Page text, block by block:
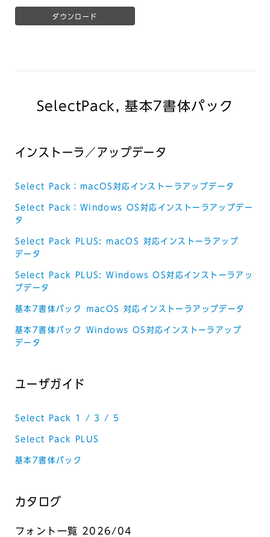
ダウンロード
SelectPack, 基本7書体パック
インストーラ／アップデータ
Select Pack：macOS対応インストーラアップデータ
Select Pack：Windows OS対応インストーラアップデー
タ
Select Pack PLUS: macOS 対応インストーラアップ
データ
Select Pack PLUS: Windows OS対応インストーラアッ
プデータ
基本7書体パック ｍacOS 対応インストーラアップデータ
基本7書体パック Windows OS対応インストーラアップ
データ
ユーザガイド
Select Pack 1 / 3 / 5
Select Pack PLUS
基本7書体パック
カタログ
フォント一覧 2026/04